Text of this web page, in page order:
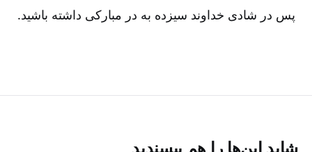
پس در شادی خداوند سیزده به در مبارکی داشته باشید.